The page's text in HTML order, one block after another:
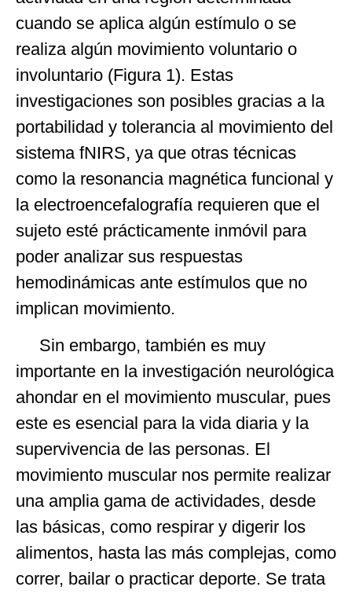
cuando se aplica algún estímulo o se
realiza algún movimiento voluntario o
involuntario (Figura 1). Estas
investigaciones son posibles gracias a la
portabilidad y tolerancia al movimiento del
sistema fNIRS, ya que otras técnicas
como la resonancia magnética funcional y
la electroencefalografía requieren que el
sujeto esté prácticamente inmóvil para
poder analizar sus respuestas
hemodinámicas ante estímulos que no
implican movimiento.
Sin embargo, también es muy
importante en la investigación neurológica
ahondar en el movimiento muscular, pues
este es esencial para la vida diaria y la
supervivencia de las personas. El
movimiento muscular nos permite realizar
una amplia gama de actividades, desde
las básicas, como respirar y digerir los
alimentos, hasta las más complejas, como
correr, bailar o practicar deporte. Se trata